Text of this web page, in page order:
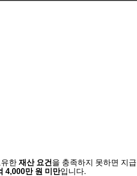
한 재산 요건 을 충족하지 못하면 지
4,000만 원 미만입니다.